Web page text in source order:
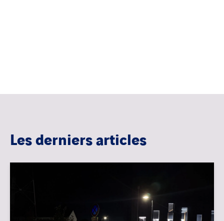
Les derniers articles